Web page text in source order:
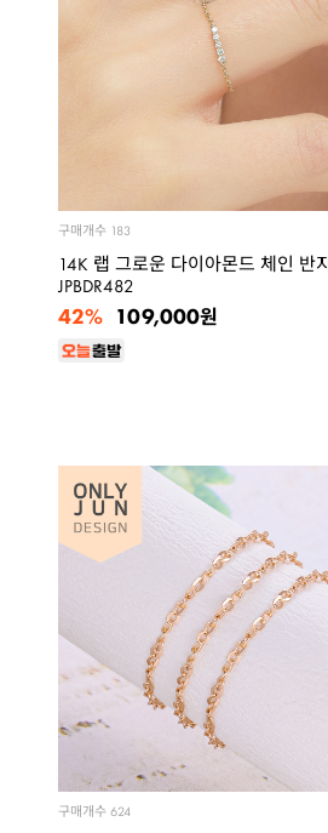
구매개수 183
14K 랩 그로운 다이아몬드 체인 반지
JPBDR482
109,000원
42%
구매개수624